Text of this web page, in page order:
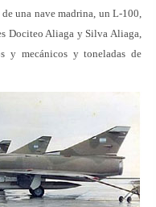
una nave madrina, un L-100,
Dociteo Aliaga y Silva Aliaga,
y mecánicos y toneladas de